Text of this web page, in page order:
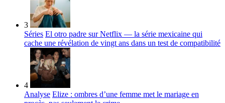
3
Séries El otro padre sur Netflix — la série mexicaine qui
cache une révélation de vingt ans dans un test de compatibilité
4
Analyse Elize : ombres d’une femme met le mariage en